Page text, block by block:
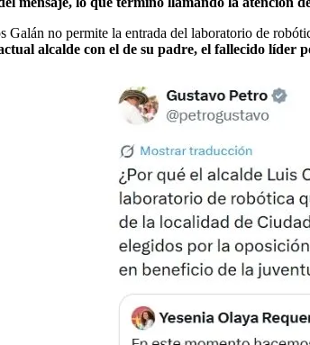
Galán no permite la entrada del laboratorio de
alcalde con el de su padre, el fallecido líder